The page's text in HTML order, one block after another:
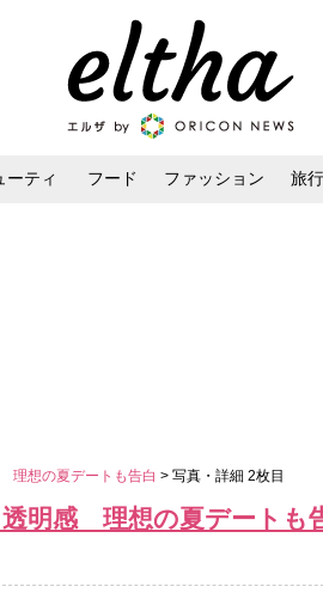
ーティ フード ファッション 旅
理想の夏デートも告白 > 写真・詳細 2枚目
明感 理想の夏デートも